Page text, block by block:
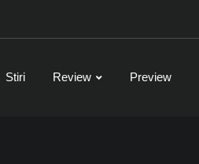
Stiri Review Preview